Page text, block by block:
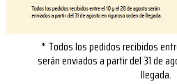
* Todos los pedidos recibidos
serán enviados a partir del 31 de
llegada.